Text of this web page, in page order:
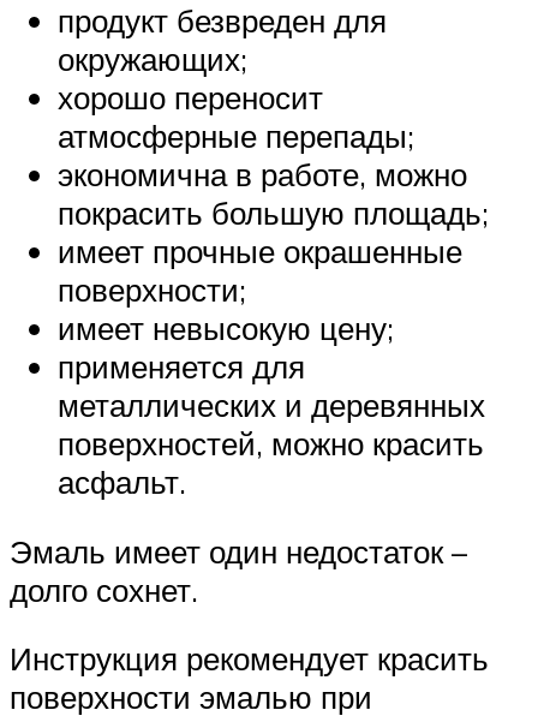
продукт безвреден для
окружающих;
хорошо переносит
атмосферные перепады;
экономична в работе, можно
покрасить большую площадь;
имеет прочные окрашенные
поверхности;
имеет невысокую цену;
применяется для
металлических и деревянных
поверхностей, можно красить
асфальт.
Эмаль имеет один недостаток –
долго сохнет.
Инструкция рекомендует красить
поверхности эмалью при